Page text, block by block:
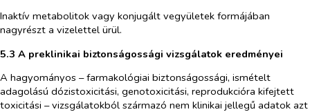
Inaktív metabolitok vagy konjugált vegyületek formájában
nagyrészt a vizelettel ürül.
5.3 A preklinikai biztonságossági vizsgálatok eredményei
A hagyományos – farmakológiai biztonságossági, ismételt
adagolású dózistoxicitási, genotoxicitási, reprodukcióra kifejtett
toxicitási – vizsgálatokból származó nem klinikai jellegű adatok azt